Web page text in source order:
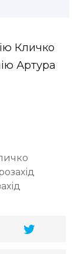
Кличко
Артура